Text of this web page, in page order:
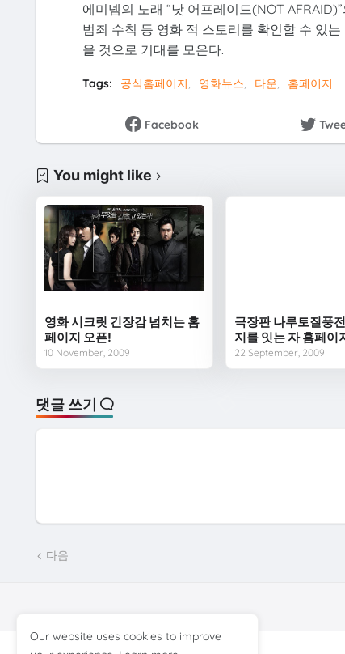
에미넴의 노래 “낫 어프레이드(NOT
범죄 수칙 등 영화 적 스토리를 확인할 수 있
을 것으로 기대를 모은다.
Tags: 공식홈페이지 영화뉴스 타운 홈페이지
Facebook
You might like
영화 시크릿 긴장감 넘치는 홈
페이지 오픈!
10 November, 2009
극장판 나루토질풍
지를 잇는 자 홈페이
22 September, 2009
댓글 쓰기
다음
Our website uses cookies to improve